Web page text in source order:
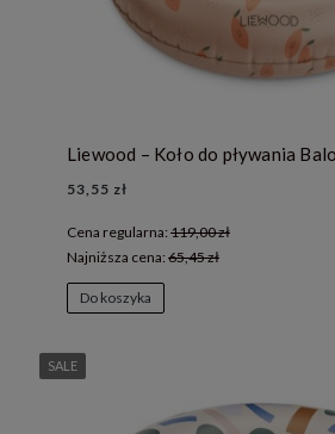
53,55 zł
Cena regularna: 119,00 zł
Najniższa cena: 65,45 zł
Do koszyka
SALE